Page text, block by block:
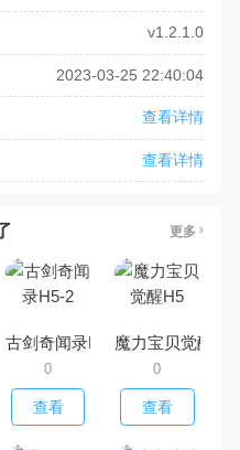
v1.2.1.0
2023-03-25 22:40:04
查看详情
查看详情
更多
古剑奇闻录H5-2
0
查看
魔力宝贝觉醒H5
0
查看